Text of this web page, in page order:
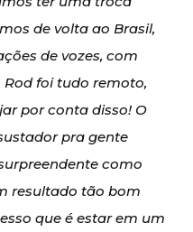
de volta ao Brasil,
de vozes, com
foi tudo remoto,
por conta disso! O
pra gente
como
resultado tão bom
que é estar em um